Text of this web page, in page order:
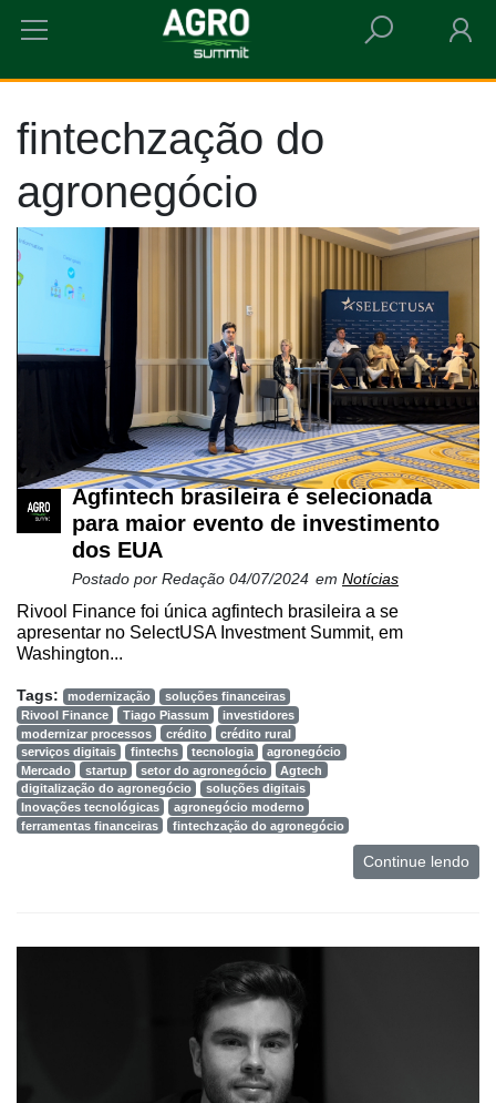
HOME FINTECHZAÇÃO DO AGRONEGÓCIO
fintechzação do
agronegócio
Agfintech brasileira é selecionada
para maior evento de investimento
dos EUA
Postado por Redação 04/07/2024 em Notícias
Rivool Finance foi única agfintech brasileira a se
apresentar no SelectUSA Investment Summit, em
Washington...
Tags: modernização
soluções financeiras
Rivool Finance
Tiago Piassum
investidores
modernizar processos
crédito
crédito rural
serviços digitais
fintechs tecnologia
agronegócio
Mercado
startup setor do agronegócio
Agtech
digitalização do agronegócio
soluções digitais
Inovações tecnológicas
agronegócio moderno
ferramentas financeiras
fintechzação do agronegócio
Continue lendo